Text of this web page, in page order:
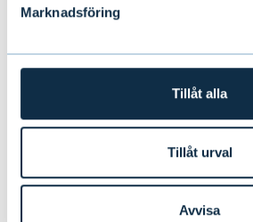
Marknadsföring
Tillåt alla
Tillåt urval
Avvisa
Alternativa
Evli Hyresinkomst A
*av den ursprungliga investeringen
Uppdaterat 15.3.2021 kl. 15.10.